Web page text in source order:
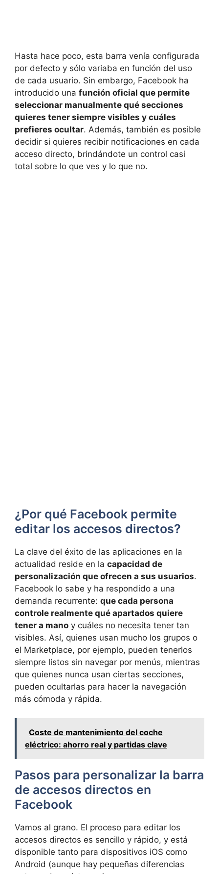
Hasta hace poco, esta barra venía configurada
por defecto y sólo variaba en función del uso
de cada usuario. Sin embargo, Facebook ha
introducido una función oficial que permite
seleccionar manualmente qué secciones
quieres tener siempre visibles y cuáles
prefieres ocultar. Además, también es posible
decidir si quieres recibir notificaciones en cada
acceso directo, brindándote un control casi
total sobre lo que ves y lo que no.
¿Por qué Facebook permite
editar los accesos directos?
La clave del éxito de las aplicaciones en la
actualidad reside en la capacidad de
personalización que ofrecen a sus usuarios.
Facebook lo sabe y ha respondido a una
demanda recurrente: que cada persona
controle realmente qué apartados quiere
tener a mano y cuáles no necesita tener tan
visibles. Así, quienes usan mucho los grupos o
el Marketplace, por ejemplo, pueden tenerlos
siempre listos sin navegar por menús, mientras
que quienes nunca usan ciertas secciones,
pueden ocultarlas para hacer la navegación
más cómoda y rápida.
Coste de mantenimiento del coche
eléctrico: ahorro real y partidas clave
Pasos para personalizar la barra
de accesos directos en
Facebook
Vamos al grano. El proceso para editar los
accesos directos es sencillo y rápido, y está
disponible tanto para dispositivos iOS como
Android (aunque hay pequeñas diferencias